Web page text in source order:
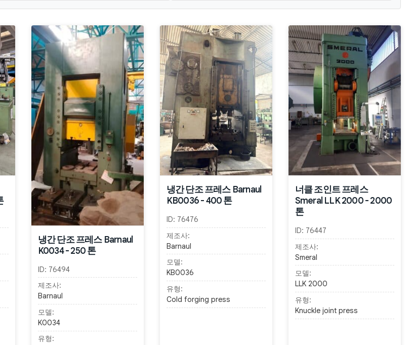
냉간 단조 프레스 Barnaul
K0034 - 250 톤
ID: 76494
제조사:
Barnaul
모델:
K0034
유형:
냉간 단조 프레스 Barnaul
KB0036 - 400 톤
ID: 76476
제조사:
Barnaul
모델:
KB0036
유형:
Cold forging press
너클 조인트 프레스
Smeral LLK 2000 - 2000
톤
ID: 76447
제조사:
Smeral
모델:
LLK 2000
유형:
Knuckle joint press